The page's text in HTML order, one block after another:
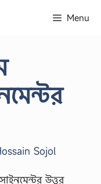
Menu
Sojol